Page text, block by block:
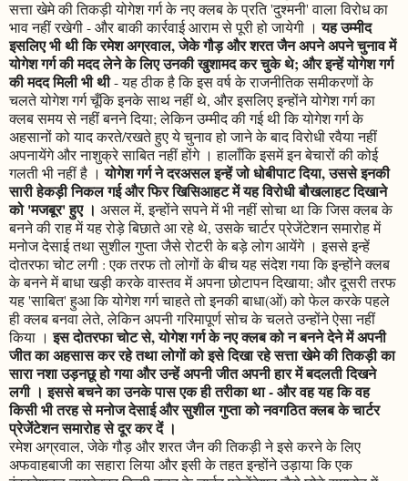
सत्ता खेमे की तिकड़ी योगेश गर्ग के नए क्लब के प्रति 'दुश्मनी' वाला विरोध का
भाव नहीं रखेगी - और बाकी कार्रवाई आराम से पूरी हो जायेगी ।यह उम्मीद
इसलिए भी थी कि रमेश अग्रवाल, जेके गौड़ और शरत जैन अपने अपने चुनाव में
योगेश गर्ग की मदद लेने के लिए उनकी खुशामद कर चुके थे; और इन्हें योगेश गर्ग
की मदद मिली भी थी- यह ठीक है कि इस वर्ष के राजनीतिक समीकरणों के
चलते योगेश गर्ग चूँकि इनके साथ नहीं थे, और इसलिए इन्होंने योगेश गर्ग का
क्लब समय से नहीं बनने दिया; लेकिन उम्मीद की गई थी कि योगेश गर्ग के
अहसानों को याद करते/रखते हुए ये चुनाव हो जाने के बाद विरोधी रवैया नहीं
अपनायेंगे और नाशुक्रे साबित नहीं होंगे । हालाँकि इसमें इन बेचारों की कोई
गलती भी नहीं है ।योगेश गर्ग ने दरअसल इन्हें जो धोबीपाट दिया, उससे इनकी
सारी हेकड़ी निकल गई और फिर खिसिआहट में यह विरोधी बौखलाहट दिखाने
को 'मजबूर' हुए । असल में, इन्होंने सपने में भी नहीं सोचा था कि जिस क्लब के
बनने की राह में यह रोड़े बिछाते आ रहे थे, उसके चार्टर प्रेजेंटेशन समारोह में
मनोज देसाई तथा सुशील गुप्ता जैसे रोटरी के बड़े लोग आयेंगे । इससे इन्हें
दोतरफा चोट लगी : एक तरफ तो लोगों के बीच यह संदेश गया कि इन्होंने क्लब
के बनने में बाधा खड़ी करके वास्तव में अपना छोटापन दिखाया; और दूसरी तरफ
यह 'साबित' हुआ कि योगेश गर्ग चाहते तो इनकी बाधा(ओं) को फेल करके पहले
ही क्लब बनवा लेते, लेकिन अपनी गरिमापूर्ण सोच के चलते उन्होंने ऐसा नहीं
किया ।इस दोतरफा चोट से, योगेश गर्ग के नए क्लब को न बनने देने में अपनी
जीत का अहसास कर रहे तथा लोगों को इसे दिखा रहे सत्ता खेमे की तिकड़ी का
सारा नशा उड़नछू हो गया और उन्हें अपनी जीत अपनी हार में बदलती दिखने
लगी । इससे बचने का उनके पास एक ही तरीका था - और वह यह कि वह
किसी भी तरह से मनोज देसाई और सुशील गुप्ता को नवगठित क्लब के चार्टर
प्रेजेंटेशन समारोह से दूर कर दें ।
रमेश अग्रवाल, जेके गौड़ और शरत जैन की तिकड़ी ने इसे करने के लिए
अफवाहबाजी का सहारा लिया और इसी के तहत इन्होंने उड़ाया कि एक